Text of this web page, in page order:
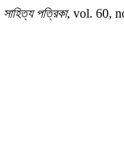
সাহিত্য পত্রিকা, vol. 60,